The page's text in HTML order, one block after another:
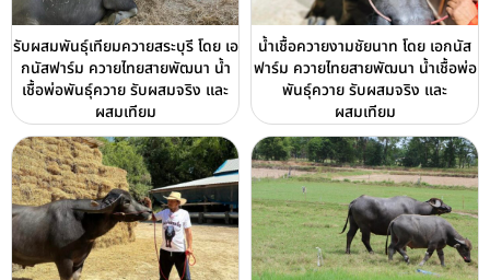
รับผสมพันธุ์เทียมควายสระบุรี โดย เอ
กนัสฟาร์ม ควายไทยสายพัฒนา น้ำ
เชื้อพ่อพันธุ์ควาย รับผสมจริง และ
ผสมเทียม
น้ำเชื้อควายงามชัยนาท โดย เอกนัส
ฟาร์ม ควายไทยสายพัฒนา น้ำเชื้อพ่อ
พันธุ์ควาย รับผสมจริง และ
ผสมเทียม